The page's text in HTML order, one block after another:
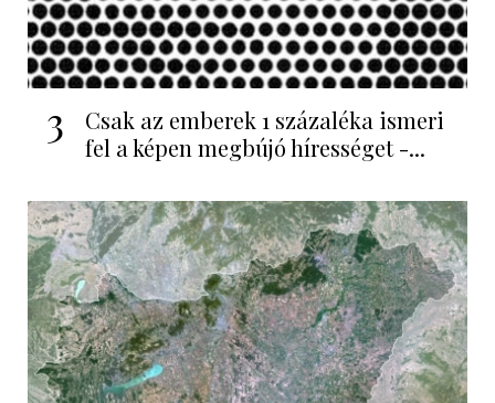
3
Csak az emberek 1 százaléka ismeri
fel a képen megbújó hírességet -...